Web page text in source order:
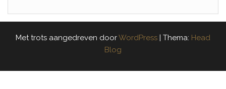
Met trots aangedreven doorWordPress | Thema: Head
Blog